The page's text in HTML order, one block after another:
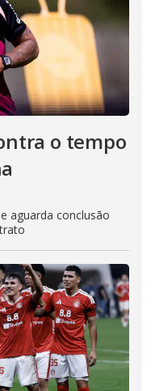
o tempo
aguarda conclusão